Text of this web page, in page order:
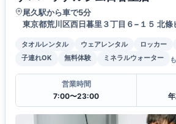
尾久駅から車で5分
東京都荒川区西日暮里３丁目６−１５ 北條
タオルレンタル ウェアレンタル ロッカー
子連れOK
無料体験 ミネラルウォーター
営業時間
7:00〜23:00